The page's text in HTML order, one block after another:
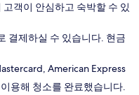
객이 안심하고 숙박할 수 있
결제하실 수 있습니다. 현금
American Express
용해 청소를 완료했습니다.